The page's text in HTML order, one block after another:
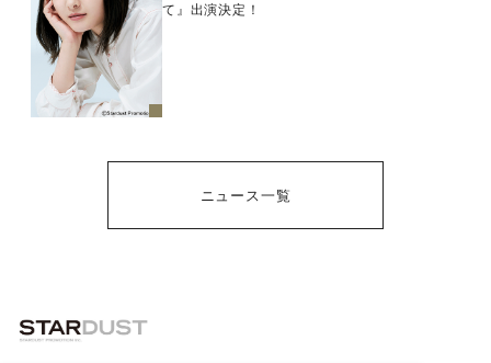
て』出演決定！
ニュース一覧